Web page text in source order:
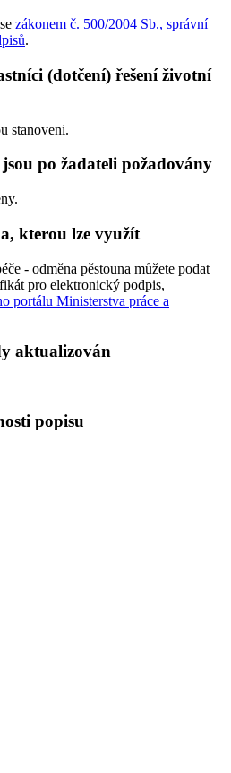
zákonem č. 500/2004 Sb., správní
.
(dotčení) řešení životní
stanoveni.
po žadateli požadovány
kterou lze využít
- odměna pěstouna můžete podat
pro elektronický podpis,
portálu Ministerstva práce a
aktualizován
popisu